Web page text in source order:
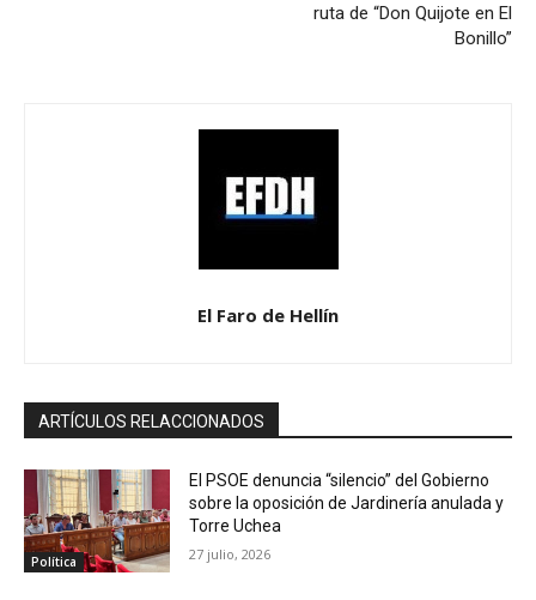
ruta de “Don Quijote en El
Bonillo”
El Faro de Hellín
ARTÍCULOS RELACCIONADOS
Política
El PSOE denuncia “silencio” del Gobierno
sobre la oposición de Jardinería anulada y
Torre Uchea
27 julio, 2026